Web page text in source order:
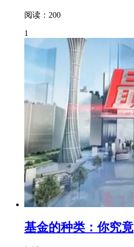
阅读：200
1
基金的种类：你究竟